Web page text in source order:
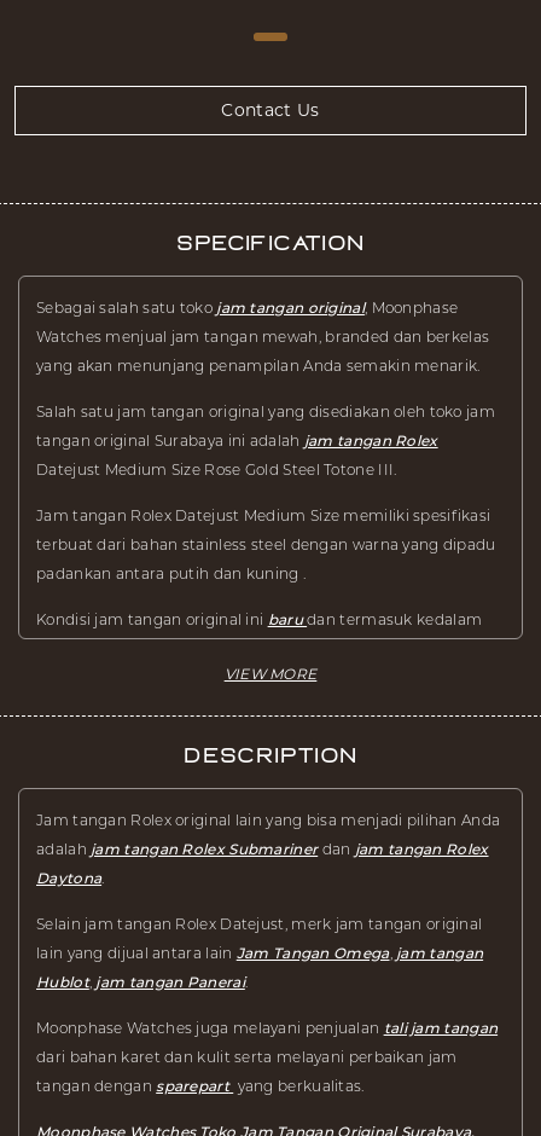
Contact Us
Specification
Sebagai salah satu toko jam tangan original, Moonphase
Watches menjual jam tangan mewah, branded dan berkelas
yang akan menunjang penampilan Anda semakin menarik.
Salah satu jam tangan original yang disediakan oleh toko jam
tangan original Surabaya ini adalah jam tangan Rolex
Datejust Medium Size Rose Gold Steel Totone III.
Jam tangan Rolex Datejust Medium Size memiliki spesifikasi
terbuat dari bahan stainless steel dengan warna yang dipadu
padankan antara putih dan kuning .
Kondisi jam tangan original ini barudan termasuk kedalam
Description
Jam tangan Rolex original lain yang bisa menjadi pilihan Anda
adalah jam tangan Rolex Submarinerdan jam tangan Rolex
Daytona.
Selain jam tangan Rolex Datejust, merk jam tangan original
lain yang dijual antara lain Jam Tangan Omega, jam tangan
Hublot, jam tangan Panerai.
Moonphase Watches juga melayani penjualan tali jam tangan
dari bahan karet dan kulit serta melayani perbaikan jam
tangan dengan sparepart yang berkualitas.
Moonphase Watches Toko Jam Tangan Original Surabaya.